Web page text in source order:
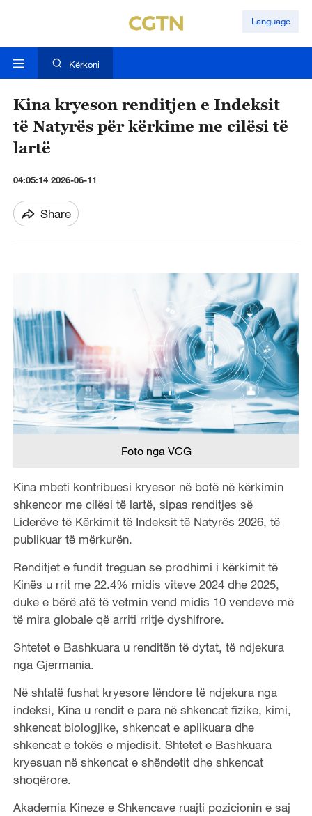
Language
Kërkoni
Kina kryeson renditjen e Indeksit
të Natyrës për kërkime me cilësi të
lartë
04:05:14 2026-06-11
Share
Foto nga VCG
Kina mbeti kontribuesi kryesor në botë në kërkimin
shkencor me cilësi të lartë, sipas renditjes së
Liderëve të Kërkimit të Indeksit të Natyrës 2026, të
publikuar të mërkurën.
Renditjet e fundit treguan se prodhimi i kërkimit të
Kinës u rrit me 22.4% midis viteve 2024 dhe 2025,
duke e bërë atë të vetmin vend midis 10 vendeve më
të mira globale që arriti rritje dyshifrore.
Shtetet e Bashkuara u renditën të dytat, të ndjekura
nga Gjermania.
Në shtatë fushat kryesore lëndore të ndjekura nga
indeksi, Kina u rendit e para në shkencat fizike, kimi,
shkencat biologjike, shkencat e aplikuara dhe
shkencat e tokës e mjedisit. Shtetet e Bashkuara
kryesuan në shkencat e shëndetit dhe shkencat
shoqërore.
Akademia Kineze e Shkencave ruajti pozicionin e saj